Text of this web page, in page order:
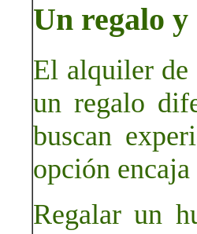
Un regalo
El alquiler de
un regalo
buscan
opción
Regalar un